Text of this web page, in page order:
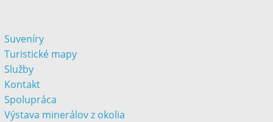
Suveníry
Turistické mapy
Služby
Kontakt
Spolupráca
Výstava minerálov z okolia